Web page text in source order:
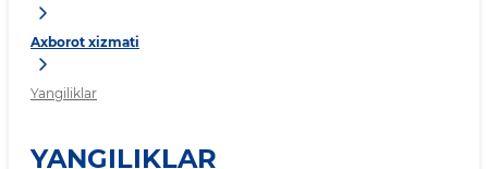
Axborot xizmati
Yangiliklar
YANGILIKLAR